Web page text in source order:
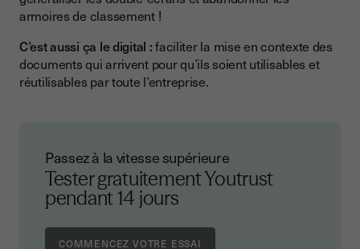
armoires de classement !
C’est aussi ça le digital :faciliter la mise en contexte des
documents qui arrivent pour qu’ils soient utilisables et
réutilisables par toute l’entreprise.
Passez à la vitesse supérieure
Tester gratuitement Youtrust
pendant 14 jours